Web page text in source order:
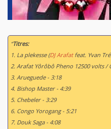
“Titres:
1. La plekesse (DJ Arafatfeat. Yvan
2. Arafat Yôrôbô Pheno 12500 volts /
3. Arueguede - 3:18
4. Bishop Master - 4:39
5. Chebeler - 3:29
6. Congo Yorogang - 5:21
7. Douk Saga - 4:08